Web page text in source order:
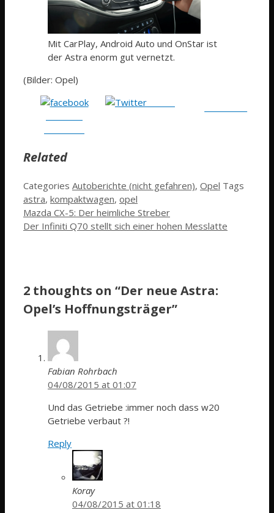
Mit CarPlay, Android Auto und OnStar ist
der Astra enorm gut vernetzt.
(Bilder: Opel)
Related
Categories Autoberichte (nicht gefahren), Opel Tags
astra, kompaktwagen, opel
Mazda CX-5: Der heimliche Streber
Der Infiniti Q70 stellt sich einer hohen Messlatte
2 thoughts on “Der neue Astra:
Opel’s Hoffnungsträger”
Fabian Rohrbach
04/08/2015 at 01:07
Und das Getriebe :immer noch dass w20
Getriebe verbaut ?!
Reply
Koray
04/08/2015 at 01:18